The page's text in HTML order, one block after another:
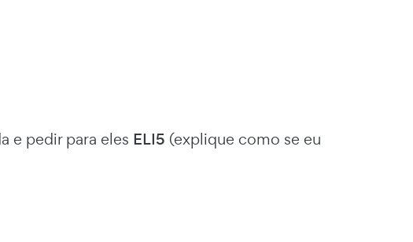
e pedir para eles ELI5 (explique como se eu